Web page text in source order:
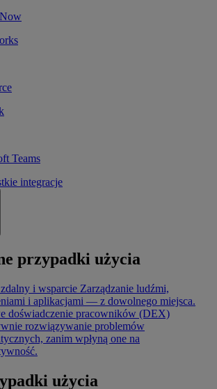
Teams
integracje
przypadki użycia
i wsparcie Zarządzanie ludźmi,
i aplikacjami — z dowolnego miejsca.
doświadczenie pracowników (DEX)
rozwiązywanie problemów
zanim wpłyną one na
użycia